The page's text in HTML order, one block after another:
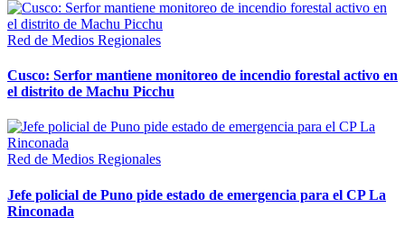
Red de Medios Regionales
Cusco: Serfor mantiene monitoreo de incendio forestal activo en
el distrito de Machu Picchu
Red de Medios Regionales
Jefe policial de Puno pide estado de emergencia para el CP La
Rinconada